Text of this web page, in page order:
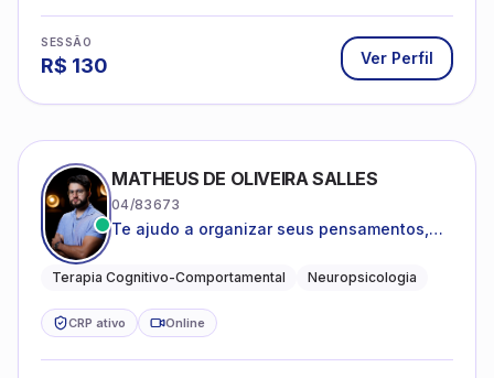
SESSÃO
R$ 130 Ver Perfil
MATHEUS DE OLIVEIRA SALLES
04/83673
Te ajudo a organizar seus pensamentos,
clareza e sentido, com uma terapia
Terapia Cognitivo-Comportamental Neuropsicologia
CRP ativo Online